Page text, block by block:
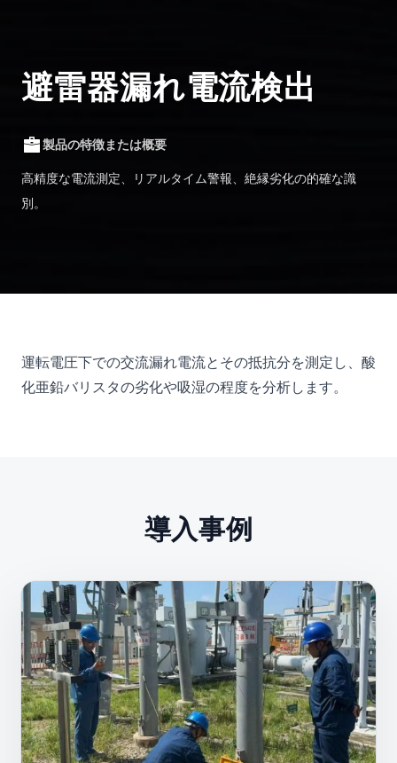
避雷器漏れ電流検出
製品の特徴または概要
高精度な電流測定、リアルタイム警報、絶縁劣化の的確な識
別。
運転電圧下での交流漏れ電流とその抵抗分を測定し、酸
化亜鉛バリスタの劣化や吸湿の程度を分析します。
導入事例